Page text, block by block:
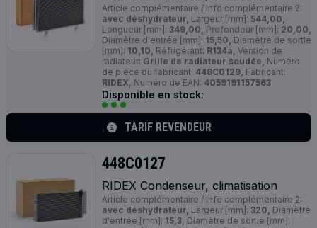
Article complémentaire / Info complémentaire 2:
avec déshydrateur, Largeur [mm]: 544,00,
Longueur [mm]: 349,00, Profondeur [mm]: 20,00,
Diamètre d'entrée [mm]: 15,50, Diamètre de sortie
[mm]: 10,10, Réfrigérant: R134a, Version de
radiateur: Grille de radiateur soudée, Numéro
de pièce du fabricant: 448C0129, Fabricant:
RIDEX, Numéro de EAN: 4059191157563
Disponible en stock:
TARIF REVENDEUR
448C0127
RIDEX Condenseur, climatisation
Article complémentaire / Info complémentaire 2:
avec déshydrateur, Largeur [mm]: 320, Diamètre
d'entrée [mm]: 15,3, Diamètre de sortie [mm]: